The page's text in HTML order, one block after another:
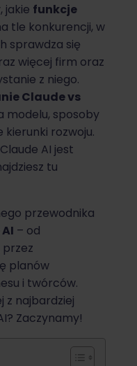
jakie funkcje
tle konkurencji, w
sprawdza się
więcej firm oraz
z niego.
Claude vs
modelu, sposoby
rozwoju.
AI jest
tu
przewodnika
– od
planów
i twórców.
z najbardziej
Zaczynamy!